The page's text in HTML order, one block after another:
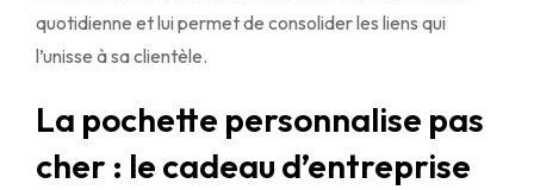
quotidienne et lui permet de consolider les liens qui
l’unisse à sa clientèle.
La pochette personnalise pas
cher : le cadeau d’entreprise